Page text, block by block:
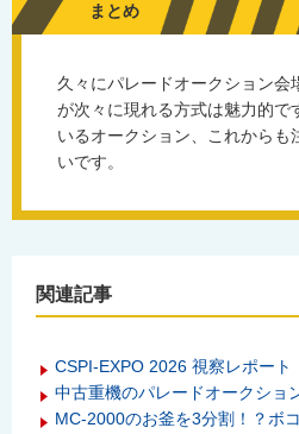
まとめ
久々にパレードオークション会
が次々に現れる方式は魅力的で
いるオークション、これからも
いです。
関連記事
CSPI-EXPO 2026 視察レポート
中古重機のパレードオークショ
MC-2000のお釜を3分割！？ボ